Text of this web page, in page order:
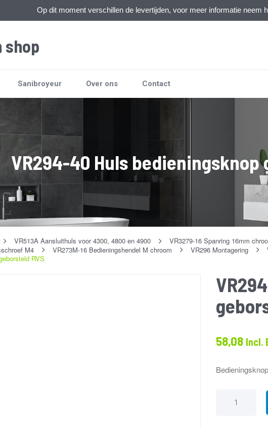
Op dit moment verschillen de levertijden, voor meer informatie neem
shop
Sanibroyeur Over ons Contact
VR294-40 Huls bedieningsknop
VR513A Aansluithuls voor 4300, 4800 en 4900 VR3279-16 Spanring 16mm
M4 VR273M-16 Bedieningshendel M chroom VR296 Montagering
RVS
58,08 Incl.
Bedieningsknop